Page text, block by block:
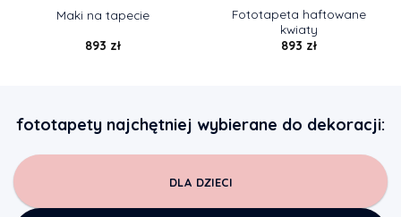
Maki na tapecie
893 zł
Fototapeta haftowane
kwiaty
893 zł
fototapety najchętniej wybierane do dekoracji:
DLA DZIECI